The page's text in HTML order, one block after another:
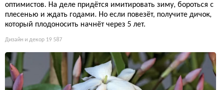
оптимистов. На деле придётся имитировать зиму, бороться с
плесенью и ждать годами. Но если повезёт, получите дичок,
который плодоносить начнёт через 5 лет.
Дизайн и декор 19 587